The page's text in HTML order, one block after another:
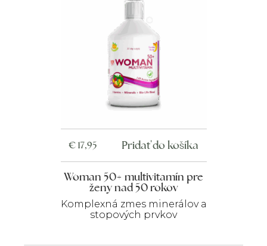
Woman 50+ multivitamín pre
ženy nad 50 rokov
Komplexná zmes minerálov a
stopových prvkov
€17,95 Pridať do košíka